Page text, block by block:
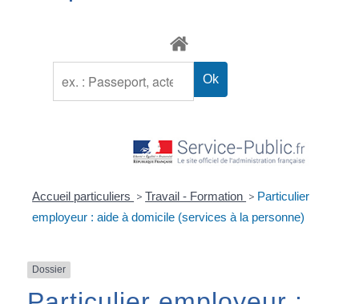
Accueil particuliers > Travail - Formation > Particulier
employeur : aide à domicile (services à la personne)
Dossier